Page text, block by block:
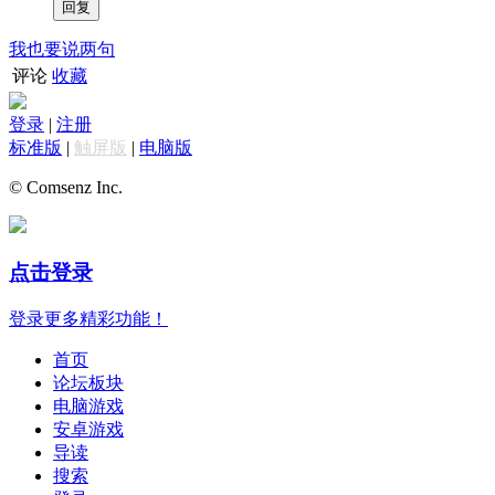
我也要说两句
评论 收藏
登录 | 注册
标准版 | 触屏版 | 电脑版
© Comsenz Inc.
点击登录
登录更多精彩功能！
首页
论坛板块
电脑游戏
安卓游戏
导读
搜索